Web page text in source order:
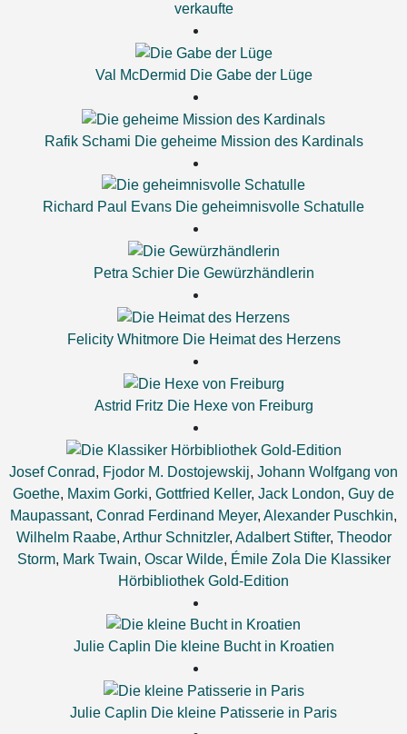
verkaufte
Val McDermid Die Gabe der Lüge
Rafik Schami Die geheime Mission des Kardinals
Richard Paul Evans Die geheimnisvolle Schatulle
Petra Schier Die Gewürzhändlerin
Felicity Whitmore Die Heimat des Herzens
Astrid Fritz Die Hexe von Freiburg
Josef Conrad, Fjodor M. Dostojewskij, Johann Wolfgang von
Goethe, Maxim Gorki, Gottfried Keller, Jack London, Guy de
Maupassant, Conrad Ferdinand Meyer, Alexander Puschkin,
Wilhelm Raabe, Arthur Schnitzler, Adalbert Stifter, Theodor
Storm, Mark Twain, Oscar Wilde, Émile Zola Die Klassiker
Hörbibliothek Gold-Edition
Julie Caplin Die kleine Bucht in Kroatien
Julie Caplin Die kleine Patisserie in Paris